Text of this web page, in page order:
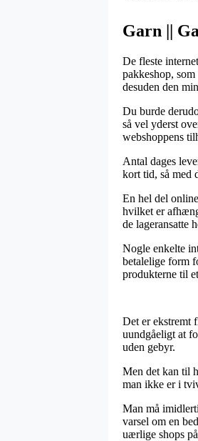
Garn ||
De fleste
pakkeshop,
desuden den
Du burde
så vel yderst
webshoppens
Antal dages
kort tid, så med
En hel del
hvilket er
de lageransatte
Nogle enkelte
betalelige form
produkterne til
Det er ekstremt
uundgåeligt at
uden gebyr.
Men det kan til
man ikke er i
Man må
varsel om en
uærlige shops